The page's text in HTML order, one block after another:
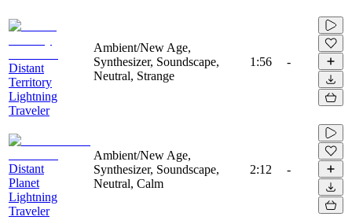
Distant
Territory
Lightning
Traveler
Ambient/New Age,
Synthesizer, Soundscape,
Neutral, Strange
1:56 -
Distant
Planet
Lightning
Traveler
Ambient/New Age,
Synthesizer, Soundscape,
Neutral, Calm
2:12 -